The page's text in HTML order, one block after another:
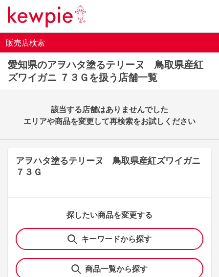
販売店検索
愛知県のアヲハタ塗るテリーヌ 鳥取県産紅
ズワイガニ ７３Ｇを扱う店舗一覧
アヲハタ塗るテリーヌ 鳥取県産紅ズワイガニ
７３Ｇ
探したい商品を変更する
キーワードから探す
商品一覧から探す
該当する店舗はありませんでした
エリアや商品を変更して再検索をお試しください